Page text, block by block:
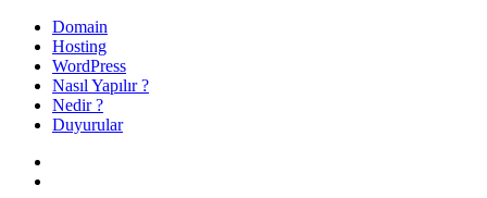
Domain
Hosting
WordPress
Nasıl Yapılır ?
Nedir ?
Duyurular